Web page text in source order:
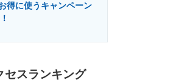
得に使うキャンペーン
セスランキング